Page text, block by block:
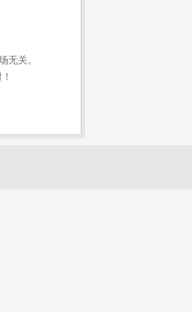
无关。